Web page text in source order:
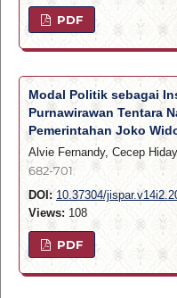
PDF
Modal Politik sebagai
Purnawirawan Tentara
Pemerintahan Joko
Alvie Fernandy, Cecep
682-701
DOI: 10.37304/
Views:108
PDF